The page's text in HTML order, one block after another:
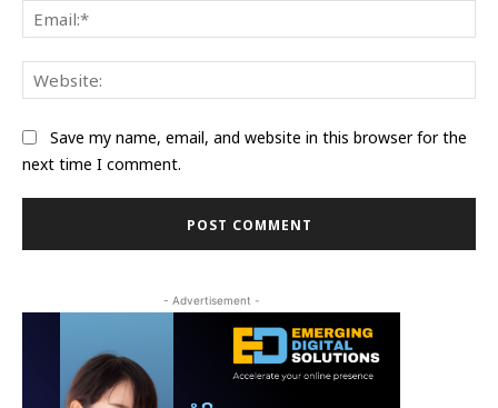
Save my name, email, and website in this browser for the
next time I comment.
- Advertisement -